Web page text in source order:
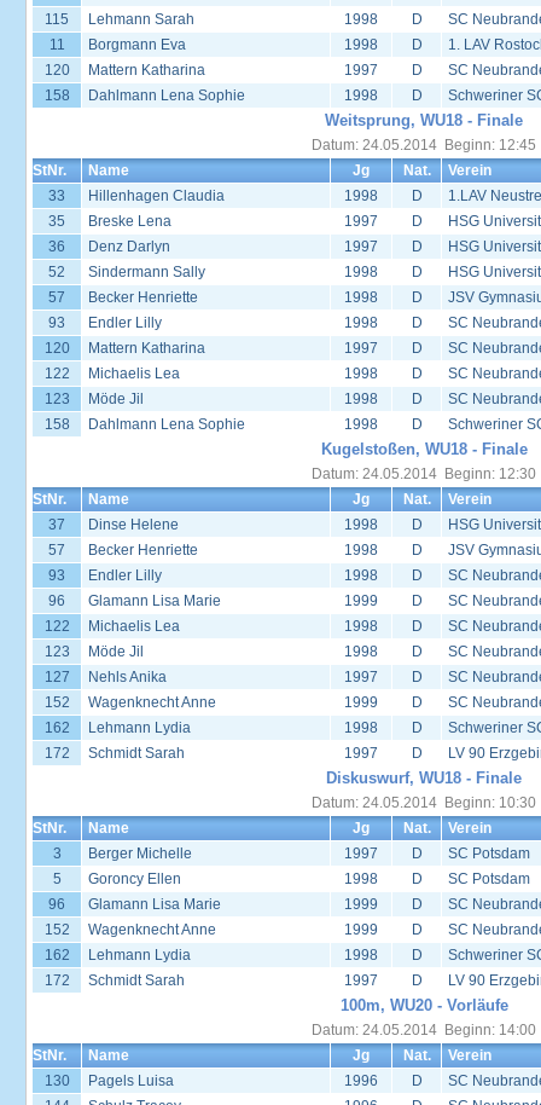
115
Lehmann Sarah 1998 D
SC
11
Borgmann Eva 1998 D
1. LAV
120
Mattern Katharina 1997 D
SC
158
Dahlmann Lena Sophie 1998 D Schweriner
Weitsprung, WU18 - Finale
Datum: 24.05.2014 Beginn: 12:45
StNr.
Name Jg Nat.
Verein
33
Hillenhagen Claudia 1998 D
1.LAV
35
Breske Lena 1997 D
HSG
36
Denz Darlyn 1997 D
HSG
52
Sindermann Sally 1998 D
HSG
57
Becker Henriette 1998 D
JSV
93
Endler Lilly 1998 D
SC
120
Mattern Katharina 1997 D
SC
122
Michaelis Lea 1998 D
SC
123
Möde Jil 1998 D
SC
158
Dahlmann Lena Sophie 1998 D Schweriner
Kugelstoßen, WU18 - Finale
Datum: 24.05.2014 Beginn: 12:30
StNr.
Name Jg Nat.
Verein
37
Dinse Helene 1998 D
HSG
57
Becker Henriette 1998 D
JSV
93
Endler Lilly 1998 D
SC
96
Glamann Lisa Marie 1999 D
SC
122
Michaelis Lea 1998 D
SC
123
Möde Jil 1998 D
SC
127
Nehls Anika 1997 D
SC
152
Wagenknecht Anne 1999 D
SC
162
Lehmann Lydia 1998 D
Schweriner
172
Schmidt Sarah 1997 D LV 90
Diskuswurf, WU18 - Finale
Datum: 24.05.2014 Beginn: 10:30
StNr.
Name Jg Nat.
Verein
3
Berger Michelle 1997 D
SC Potsdam
5
Goroncy Ellen 1998 D
SC Potsdam
96
Glamann Lisa Marie 1999 D
SC
152
Wagenknecht Anne 1999 D
SC
162
Lehmann Lydia 1998 D
Schweriner
172
Schmidt Sarah 1997 D LV 90
100m, WU20 - Vorläufe
Datum: 24.05.2014 Beginn: 14:00
StNr.
Name Jg Nat.
Verein
130
Pagels Luisa 1996 D
SC